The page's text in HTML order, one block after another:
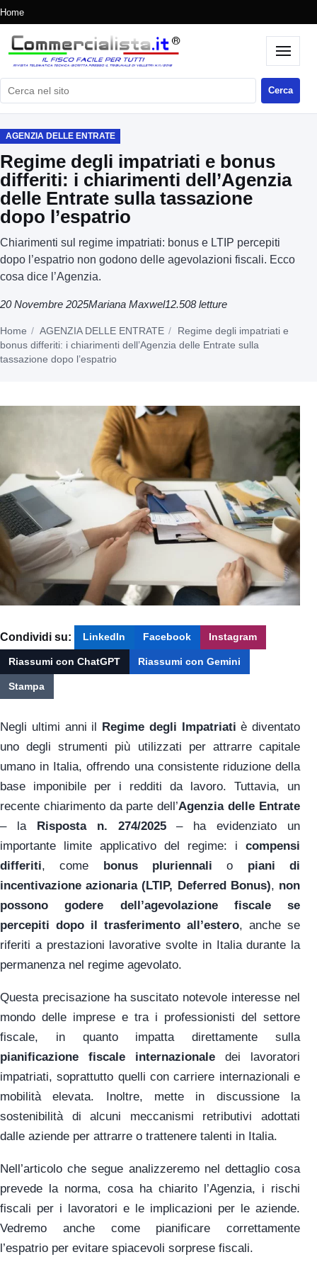
Home
Cerca nel sito Cerca
AGENZIA DELLE ENTRATE
Regime degli impatriati e bonus
differiti: i chiarimenti dell’Agenzia
delle Entrate sulla tassazione
dopo l’espatrio
Chiarimenti sul regime impatriati: bonus e LTIP percepiti
dopo l’espatrio non godono delle agevolazioni fiscali. Ecco
cosa dice l’Agenzia.
20 Novembre 2025Mariana Maxwel12.508 letture
Home AGENZIA DELLE ENTRATE
Regime degli impatriati e
bonus differiti: i chiarimenti dell’Agenzia delle Entrate sulla
tassazione dopo l’espatrio
Condividi su: LinkedIn Facebook Instagram
Riassumi con ChatGPT Riassumi con Gemini
Stampa
Negli ultimi anni il Regime degli Impatriati è diventato
uno degli strumenti più utilizzati per attrarre capitale
umano in Italia, offrendo una consistente riduzione della
base imponibile per i redditi da lavoro. Tuttavia, un
recente chiarimento da parte dell’Agenzia delle Entrate
– la Risposta n. 274/2025– ha evidenziato un
importante limite applicativo del regime: i compensi
differiti, come bonus pluriennali o piani di
incentivazione azionaria (LTIP, Deferred Bonus), non
possono godere dell’agevolazione fiscale se
percepiti dopo il trasferimento all’estero, anche se
riferiti a prestazioni lavorative svolte in Italia durante la
permanenza nel regime agevolato.
Questa precisazione ha suscitato notevole interesse nel
mondo delle imprese e tra i professionisti del settore
fiscale, in quanto impatta direttamente sulla
pianificazione fiscale internazionale dei lavoratori
impatriati, soprattutto quelli con carriere internazionali e
mobilità elevata. Inoltre, mette in discussione la
sostenibilità di alcuni meccanismi retributivi adottati
dalle aziende per attrarre o trattenere talenti in Italia.
Nell’articolo che segue analizzeremo nel dettaglio cosa
prevede la norma, cosa ha chiarito l’Agenzia, i rischi
fiscali per i lavoratori e le implicazioni per le aziende.
Vedremo anche come pianificare correttamente
l’espatrio per evitare spiacevoli sorprese fiscali.